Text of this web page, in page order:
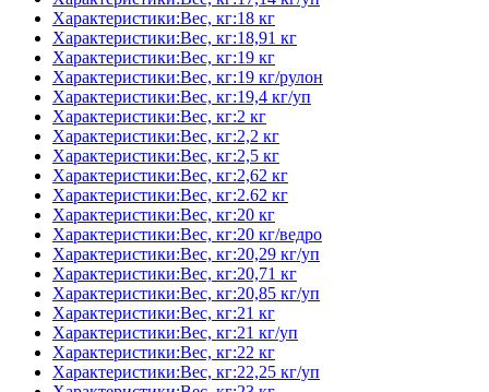
Характеристики:Вес, кг:18 кг
Характеристики:Вес, кг:18,91 кг
Характеристики:Вес, кг:19 кг
Характеристики:Вес, кг:19 кг/рулон
Характеристики:Вес, кг:19,4 кг/уп
Характеристики:Вес, кг:2 кг
Характеристики:Вес, кг:2,2 кг
Характеристики:Вес, кг:2,5 кг
Характеристики:Вес, кг:2,62 кг
Характеристики:Вес, кг:2.62 кг
Характеристики:Вес, кг:20 кг
Характеристики:Вес, кг:20 кг/ведро
Характеристики:Вес, кг:20,29 кг/уп
Характеристики:Вес, кг:20,71 кг
Характеристики:Вес, кг:20,85 кг/уп
Характеристики:Вес, кг:21 кг
Характеристики:Вес, кг:21 кг/уп
Характеристики:Вес, кг:22 кг
Характеристики:Вес, кг:22,25 кг/уп